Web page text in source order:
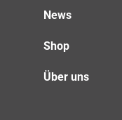
News
Shop
Über uns